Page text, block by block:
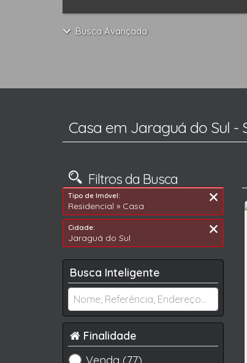
Busca Avançada
Casa em Jaraguá do Sul -
Filtros da Busca
Tipo de Imóvel:
Residencial » Casa
Cidade:
Jaraguá do Sul
Busca Inteligente
Finalidade